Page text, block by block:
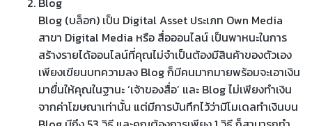
Blog (บล็อก) เป็น Digital Asset ประเภท Own Media
สาขา Digital Media หรือ สื่อออนไลน์ เป็นพาหนะในการ
สร้างรายได้ออนไลน์ที่คุณไม่จำเป็นต้องมีสินค้าของตัวเอง
เพียงเขียนบทความลง Blog ก็มีคนมากมายพร้อมจะเอาเงิน
มายื่นให้คุณในฐานะ ‘เจ้าของสื่อ’ และ Blog ไม่เพียงทำเงิน
จากค่าโฆษณาเท่านั้น แต่มีการบันทึกไว้ว่ามีโมเดลทำเงินบน